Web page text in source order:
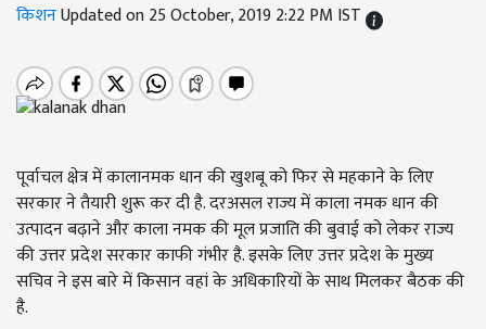
किशनUpdated on 25 October, 2019 2:22 PM IST
पूर्वाचल क्षेत्र में कालानमक धान की खुशबू को फिर से महकाने के लिए
सरकार ने तैयारी शुरू कर दी है. दरअसल राज्य में काला नमक धान की
उत्पादन बढ़ाने और काला नमक की मूल प्रजाति की बुवाई को लेकर राज्य
की उत्तर प्रदेश सरकार काफी गंभीर है. इसके लिए उत्तर प्रदेश के मुख्य
सचिव ने इस बारे में किसान वहां के अधिकारियों के साथ मिलकर बैठक की
है.